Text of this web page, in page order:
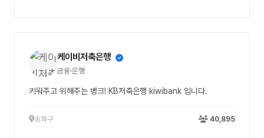
케이비저축은행
금융·은행
키워주고 위해주는 뱅크! KB저축은행 kiwibank 입니다.
송파구 40,895